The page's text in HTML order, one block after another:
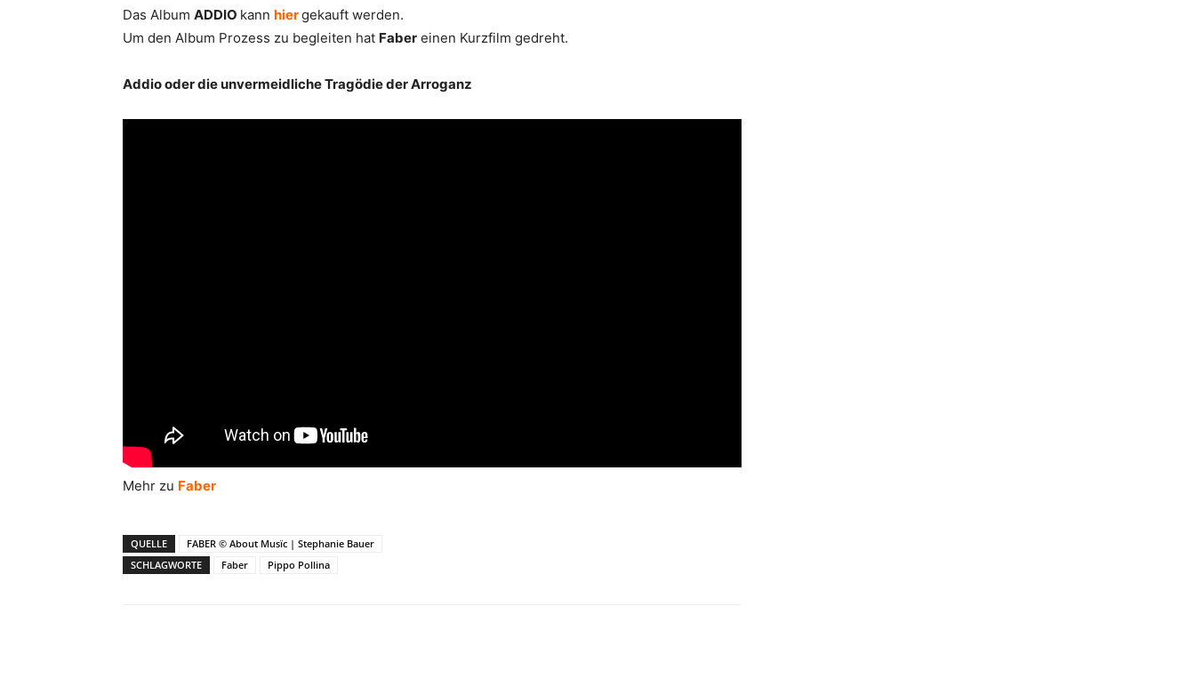
Das Album ADDIO kann hiergekauft werden.
Um den Album Prozess zu begleiten hat Faber einen Kurzfilm gedreht.
Addio oder die unvermeidliche Tragödie der Arroganz
Mehr zu Faber
QUELLE
FABER © About Musïc | Stephanie Bauer
SCHLAGWORTE
Faber Pippo Pollina